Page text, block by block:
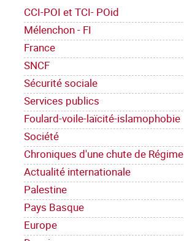
CCI-POI et TCI- POid
Mélenchon - FI
France
SNCF
Sécurité sociale
Services publics
Foulard-voile-laïcité-islamophobie
Société
Chroniques d'une chute de Régime
Actualité internationale
Palestine
Pays Basque
Europe